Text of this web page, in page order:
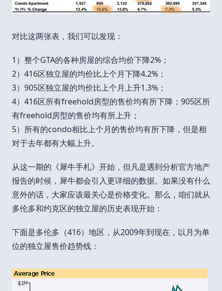
对比这两张表，我们可以发现：
1）整个GTA的各种房屋的综合均价下降2%；
2）416区独立屋的均价比上个月下降4.2%；
3）905区独立屋的均价比上个月上升1.3%；
4）416区所有freehold房型的售价均有所下降；905区所
有freehold房型的售价均有所上升；
5）所有的condo相比上个月的售价均有所下降，但是相
对于去年都有大幅上升。
从这一期的《犀牛手札》开始，但凡是遇到分析官方地产
报告的时候，犀牛都会引入更详细的数据。如果没有什么
意外的话，大家应该最关心是价格变化。那么，咱们就从
多伦多和约克区的独立屋的历史表现开始：
下面是多伦多（416）地区，从2009年到现在，以月为单
位的独立屋售价趋势线：